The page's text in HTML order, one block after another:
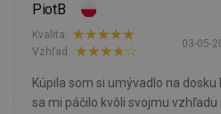
PiotB
03-05-
Kvalita:
Vzhľad:
Kúpila som si umývadlo na
sa mi páčilo kvôli svojmu